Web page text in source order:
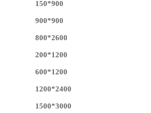
150*900
900*900
800*2600
200*1200
600*1200
1200*2400
1500*3000